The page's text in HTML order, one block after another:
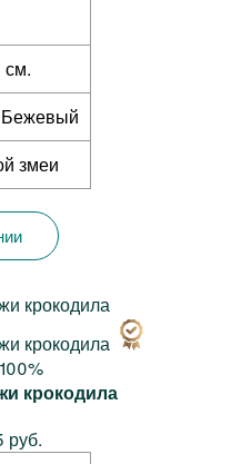
см.
змеи
крокодила
руб.